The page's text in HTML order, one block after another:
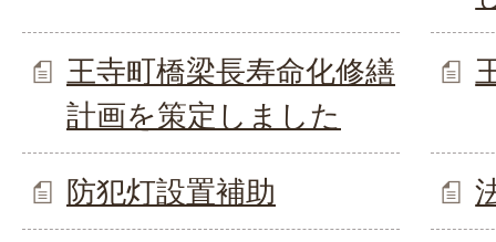
王寺町橋梁長寿命化修繕
計画を策定しました
防犯灯設置補助